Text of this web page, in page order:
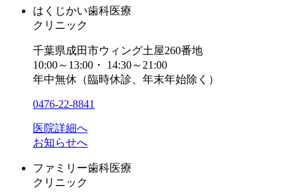
はくじかい歯科医療
クリニック
千葉県成田市ウィング土屋260番地
10:00～13:00・ 14:30～21:00
年中無休（臨時休診、年末年始除く）
0476-22-8841
医院詳細へ
お知らせへ
ファミリー歯科医療
クリニック